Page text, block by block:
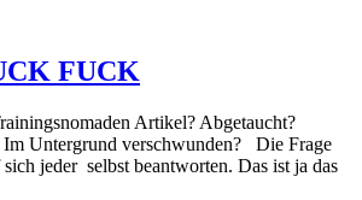
FUCK
Artikel? Abgetaucht?
Im Untergrund verschwunden? Die Frage
jeder selbst beantworten. Das ist ja das